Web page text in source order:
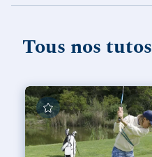
Tous nos tutos